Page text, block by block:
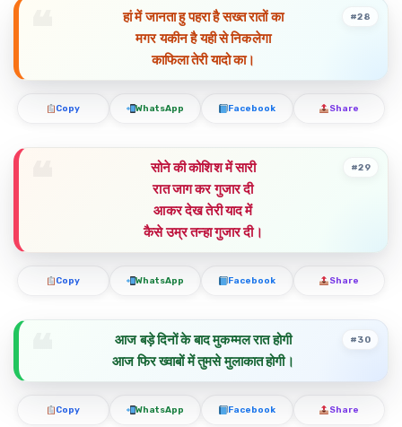
हां में जानता हु पहरा है सख्त रातों का
मगर यकीन है यही से निकलेगा
काफिला तेरी यादो का।
#28
Copy WhatsApp Facebook Share
सोने की कोशिश में सारी
रात जाग कर गुजार दी
आकर देख तेरी याद में
कैसे उम्र तन्हा गुजार दी।
#29
Copy WhatsApp Facebook Share
आज बड़े दिनों के बाद मुकम्मल रात होगी
आज फिर ख्वाबों में तुमसे मुलाकात होगी।
#30
Copy WhatsApp Facebook Share